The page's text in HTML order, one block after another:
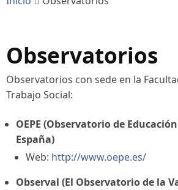
Observatorios
Observatorios con sede en la
Trabajo Social:
OEPE (Observatorio de
España)
Web: http://www.oepe.es/
Observal (El Observatorio de la